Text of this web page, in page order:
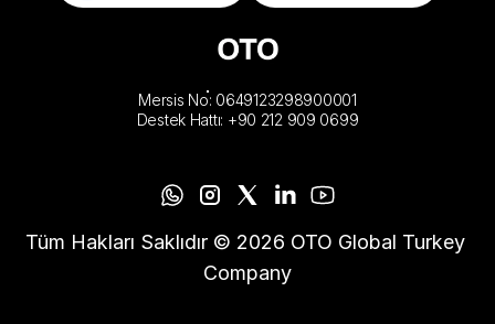
Mersis No: 0649123298900001
Destek Hattı: +90 212 909 0699
Tüm Hakları Saklıdır © 2026 OTO Global Turkey
Company